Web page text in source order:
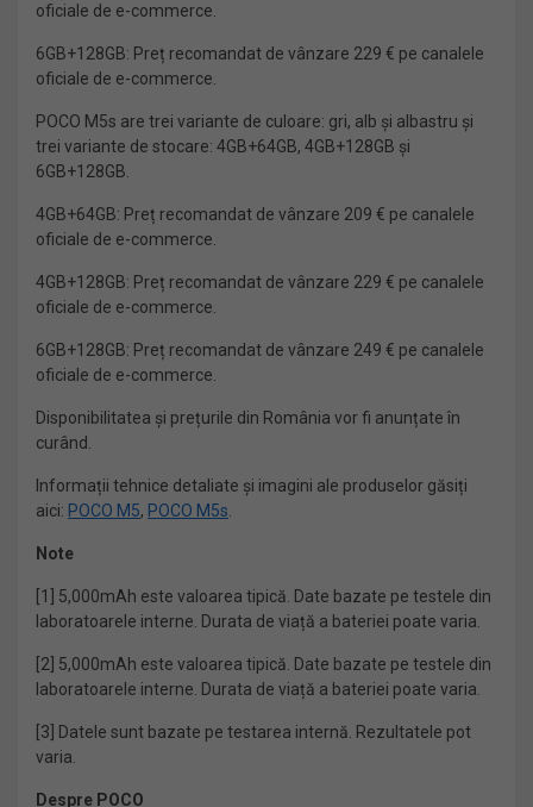
oficiale de e-commerce.
6GB+128GB: Preț recomandat de vânzare 229 € pe canalele
oficiale de e-commerce.
POCO M5s are trei variante de culoare: gri, alb și albastru și
trei variante de stocare: 4GB+64GB, 4GB+128GB și
6GB+128GB.
4GB+64GB: Preț recomandat de vânzare 209 € pe canalele
oficiale de e-commerce.
4GB+128GB: Preț recomandat de vânzare 229 € pe canalele
oficiale de e-commerce.
6GB+128GB: Preț recomandat de vânzare 249 € pe canalele
oficiale de e-commerce.
Disponibilitatea și prețurile din România vor fi anunțate în
curând.
Informații tehnice detaliate și imagini ale produselor găsiți
aici: POCO M5, POCO M5s
Note
[1] 5,000mAh este valoarea tipică. Date bazate pe testele din
laboratoarele interne. Durata de viață a bateriei poate varia.
[2] 5,000mAh este valoarea tipică. Date bazate pe testele din
laboratoarele interne. Durata de viață a bateriei poate varia.
[3] Datele sunt bazate pe testarea internă. Rezultatele pot
varia.
Despre POCO